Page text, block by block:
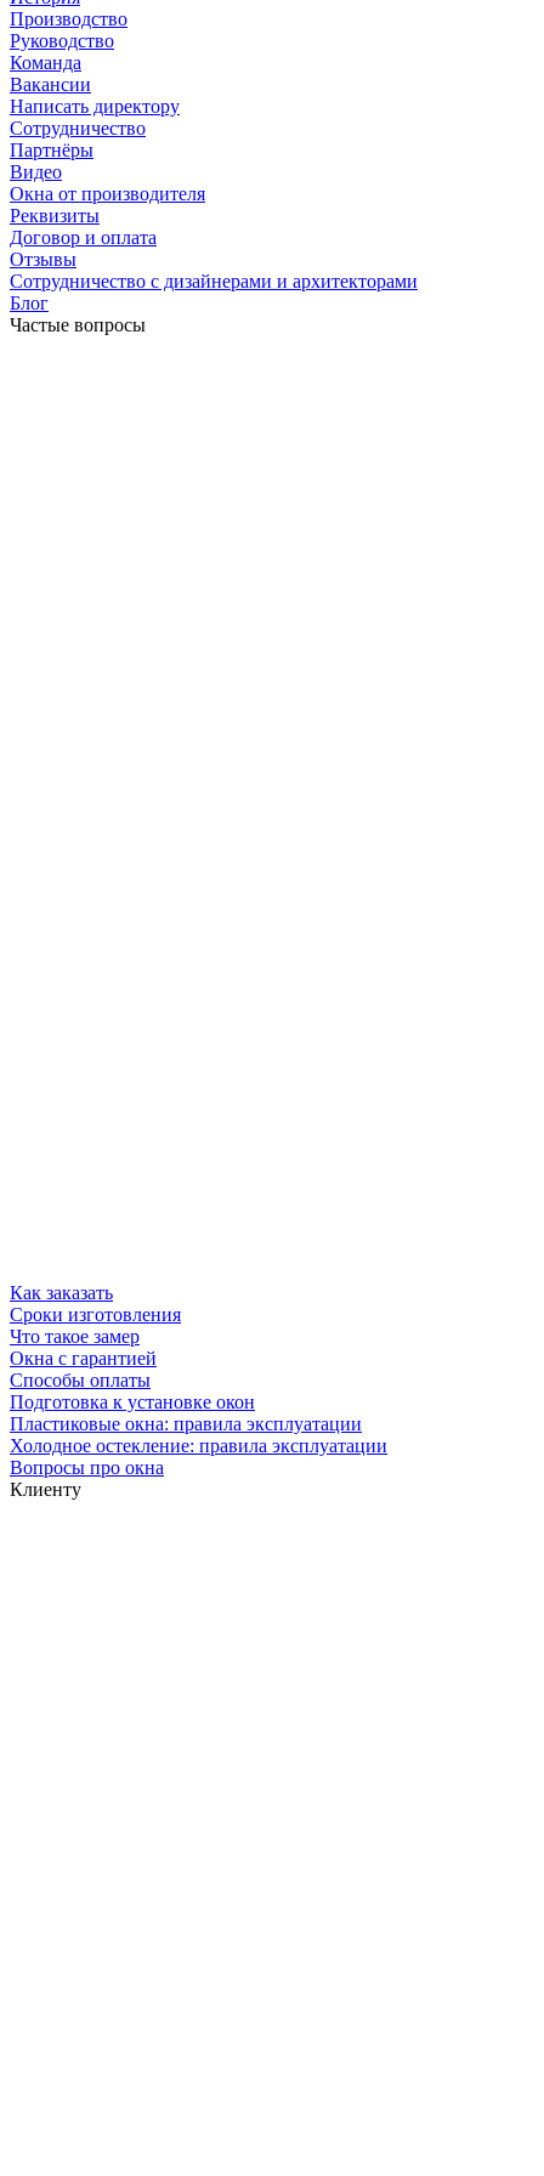
Производство
Руководство
Команда
Вакансии
Написать директору
Сотрудничество
Партнёры
Видео
Окна от производителя
Реквизиты
Договор и оплата
Отзывы
Сотрудничество с дизайнерами и архитекторами
Блог
Частые вопросы
Как заказать
Сроки изготовления
Что такое замер
Окна с гарантией
Способы оплаты
Подготовка к установке окон
Пластиковые окна: правила эксплуатации
Холодное остекление: правила эксплуатации
Вопросы про окна
Клиенту